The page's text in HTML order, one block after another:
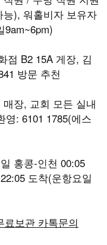
), 워홀비자 보유자
9am~6pm)
점 B2 15A 게장, 김
방문 추천
장, 교회 모든 실내
: 6101 1785(에스
홍콩-인천 00:05
도착(운항요일
보관 카톡문의